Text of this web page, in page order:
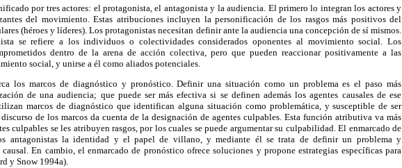
por tres actores: el protagonista, el antagonista y la audiencia. El primero lo integran los actores y
del movimiento. Estas atribuciones incluyen la personificación de los rasgos más positivos del
(héroes y líderes). Los protagonistas necesitan definir ante la audiencia una concepción de sí mismos.
se refiere a los individuos o colectividades considerados oponentes al movimiento social. Los
dentro de la arena de acción colectiva, pero que pueden reaccionar positivamente a las
social, y unirse a él como aliados potenciales.
los marcos de diagnóstico y pronóstico. Definir una situación como un problema es el paso más
de una audiencia; que puede ser más efectiva si se definen además los agentes causales de ese
marcos de diagnóstico que identifican alguna situación como problemática, y susceptible de ser
de los marcos da cuenta de la designación de agentes culpables. Esta función atributiva va más
culpables se les atribuyen rasgos, por los cuales se puede argumentar su culpabilidad. El enmarcado de
antagonistas la identidad y el papel de villano, y mediante él se trata de definir un problema y
En cambio, el enmarcado de pronóstico ofrece soluciones y propone estrategias específicas para
y Snow 1994a).